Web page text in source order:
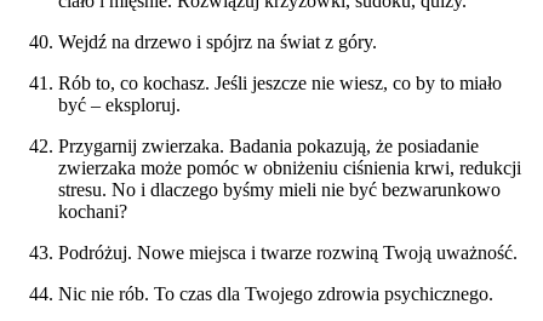
Wejdź na drzewo i spójrz na świat z góry.
Rób to, co kochasz. Jeśli jeszcze nie wiesz, co by to miało
być – eksploruj.
Przygarnij zwierzaka. Badania pokazują, że posiadanie
zwierzaka może pomóc w obniżeniu ciśnienia krwi, redukcji
stresu. No i dlaczego byśmy mieli nie być bezwarunkowo
kochani?
Podróżuj. Nowe miejsca i twarze rozwiną Twoją uważność.
Nic nie rób. To czas dla Twojego zdrowia psychicznego.